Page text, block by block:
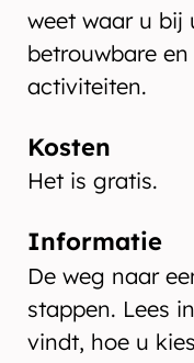
weet waar u bij
betrouwbare
activiteiten.
Kosten
Het is gratis.
Informatie
De weg naar
stappen. Lees
vindt, hoe u